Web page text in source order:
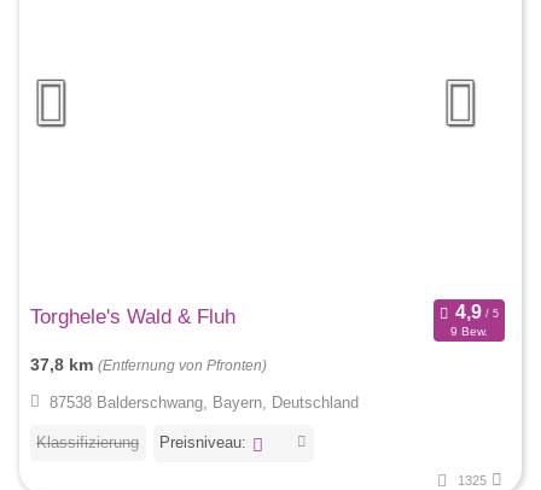
Torghele's Wald & Fluh
9 Bew.
37,8 km (Entfernung von Pfronten)
87538 Balderschwang, Bayern, Deutschland
Klassifizierung Preisniveau:
1325